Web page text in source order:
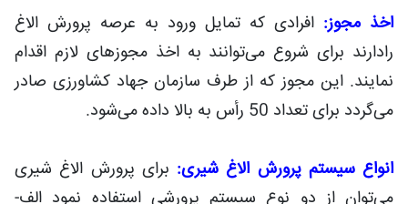
اخذ مجوز: افرادی که تمایل ورود به عرصه پرورش الاغ
رادارند برای شروع می‌توانند به اخذ مجوزهای لازم اقدام
نمایند. این مجوز که از طرف سازمان جهاد کشاورزی صادر
می‌گردد برای تعداد 50 رأس به بالا داده می‌شود.
انواع سیستم پرورش الاغ شیری: برای پرورش الاغ شیری
می‌توان از دو نوع سیستم پرورشی استفاده نمود الف-